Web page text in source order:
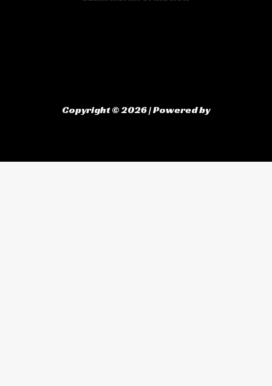
Copyright © 2026 | Powered by